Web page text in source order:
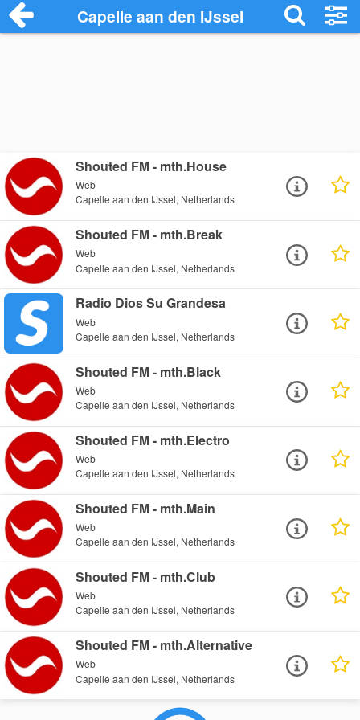
Capelle aan den IJssel
Shouted FM - mth.House
Web
Capelle aan den IJssel, Netherlands
Shouted FM - mth.Break
Web
Capelle aan den IJssel, Netherlands
Radio Dios Su Grandesa
Web
Capelle aan den IJssel, Netherlands
Shouted FM - mth.Black
Web
Capelle aan den IJssel, Netherlands
Shouted FM - mth.Electro
Web
Capelle aan den IJssel, Netherlands
Shouted FM - mth.Main
Web
Capelle aan den IJssel, Netherlands
Shouted FM - mth.Club
Web
Capelle aan den IJssel, Netherlands
Shouted FM - mth.Alternative
Web
Capelle aan den IJssel, Netherlands